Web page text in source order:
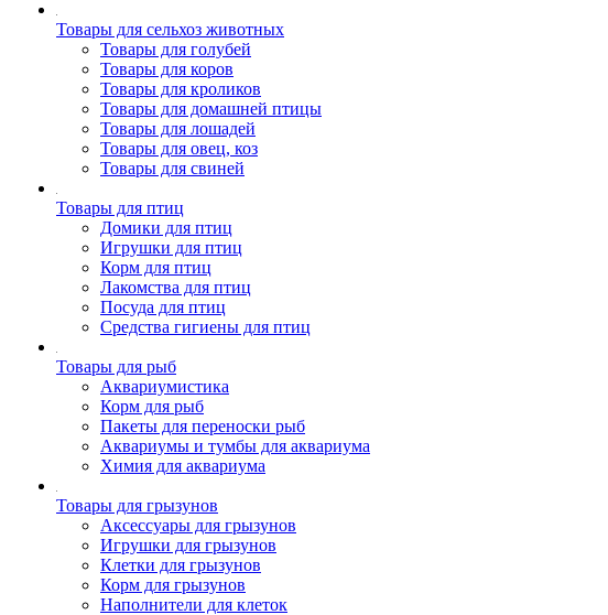
Товары для сельхоз животных
Товары для голубей
Товары для коров
Товары для кроликов
Товары для домашней птицы
Товары для лошадей
Товары для овец, коз
Товары для свиней
Товары для птиц
Домики для птиц
Игрушки для птиц
Корм для птиц
Лакомства для птиц
Посуда для птиц
Средства гигиены для птиц
Товары для рыб
Аквариумистика
Корм для рыб
Пакеты для переноски рыб
Аквариумы и тумбы для аквариума
Химия для аквариума
Товары для грызунов
Аксессуары для грызунов
Игрушки для грызунов
Клетки для грызунов
Корм для грызунов
Наполнители для клеток